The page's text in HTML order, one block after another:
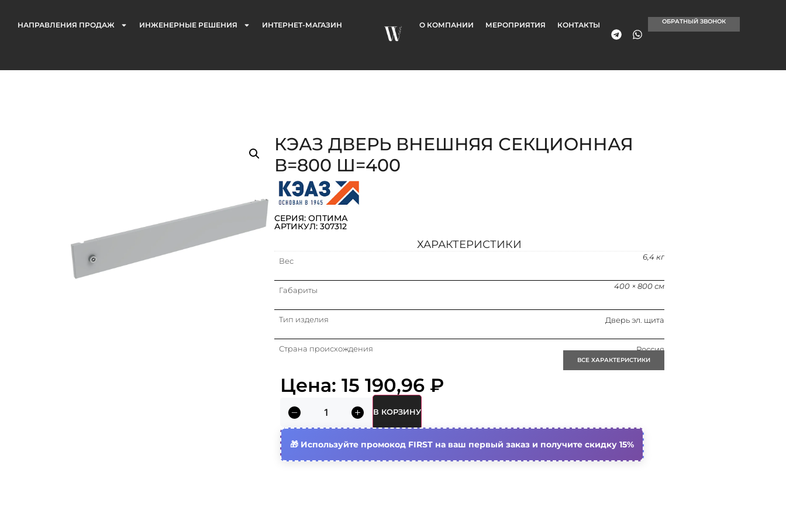
НАПРАВЛЕНИЯ ПРОДАЖ ИНЖЕНЕРНЫЕ РЕШЕНИЯ ИНТЕРНЕТ-МАГАЗИН О КОМПАНИИ МЕРОПРИЯТИЯ КОНТАКТЫ ОБРАТНЫЙ ЗВОНОК
КЭАЗ ДВЕРЬ ВНЕШНЯЯ СЕКЦИОННАЯ
В=800 Ш=400
СЕРИЯ: ОПТИМА
АРТИКУЛ: 307312
ХАРАКТЕРИСТИКИ
Вес 6,4 кг
Габариты 400 × 800 см
Тип изделия Дверь эл. щита
Страна происхождения Россия
Упаковка
Кратность
Объем (м3) 0.010
ВСЕ ХАРАКТЕРИСТИКИ
Цена: 15 190,96 ₽
В КОРЗИНУ
Используйте промокод FIRST на ваш первый заказ и получите скидку 15%